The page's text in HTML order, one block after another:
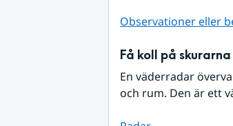
Observationer eller
Få koll på skurarna
En väderradar
och rum. Den är ett